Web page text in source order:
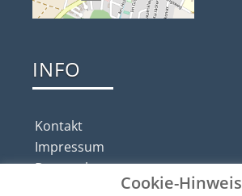
INFO
Kontakt
Impressum
Datenschutz
Cookie-Hinweis